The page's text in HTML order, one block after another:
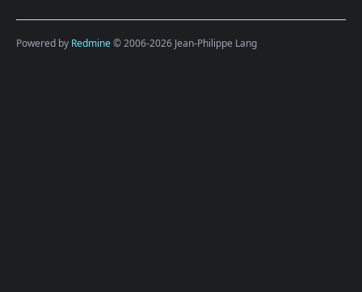
Powered by Redmine© 2006-2026 Jean-Philippe Lang